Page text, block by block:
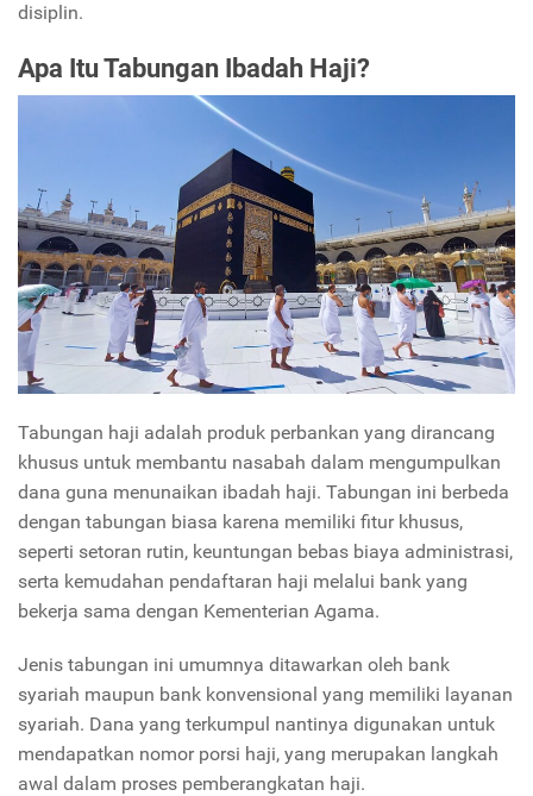
disiplin.
Apa Itu Tabungan Ibadah Haji?
Tabungan haji adalah produk perbankan yang dirancang
khusus untuk membantu nasabah dalam mengumpulkan
dana guna menunaikan ibadah haji. Tabungan ini berbeda
dengan tabungan biasa karena memiliki fitur khusus,
seperti setoran rutin, keuntungan bebas biaya administrasi,
serta kemudahan pendaftaran haji melalui bank yang
bekerja sama dengan Kementerian Agama.
Jenis tabungan ini umumnya ditawarkan oleh bank
syariah maupun bank konvensional yang memiliki layanan
syariah. Dana yang terkumpul nantinya digunakan untuk
mendapatkan nomor porsi haji, yang merupakan langkah
awal dalam proses pemberangkatan haji.